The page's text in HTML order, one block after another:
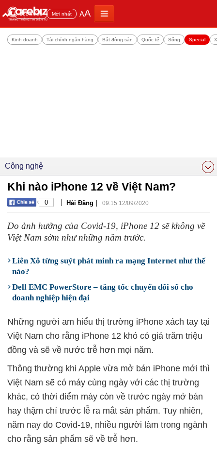
Đọc nhiều Mới nhất AA
Kinh doanh Tài chính ngân hàng Bất động sản Quốc tế Sống Special
Công nghệ
Khi nào iPhone 12 về Việt Nam?
0 | Hải Đăng | 09:15 12/09/2020
Do ảnh hưởng của Covid-19, iPhone 12 sẽ không về
Việt Nam sớm như những năm trước.
Liên Xô từng suýt phát minh ra mạng Internet như thế
nào?
Dell EMC PowerStore – tăng tốc chuyển đổi số cho
doanh nghiệp hiện đại
Những người am hiểu thị trường iPhone xách tay tại
Việt Nam cho rằng iPhone 12 khó có giá trăm triệu
đồng và sẽ về nước trễ hơn mọi năm.
Thông thường khi Apple vừa mở bán iPhone mới thì
Việt Nam sẽ có máy cùng ngày với các thị trường
khác, có thời điểm máy còn về trước ngày mở bán
hay thậm chí trước lễ ra mắt sản phẩm. Tuy nhiên,
năm nay do Covid-19, nhiều người làm trong ngành
cho rằng sản phẩm sẽ về trễ hơn.